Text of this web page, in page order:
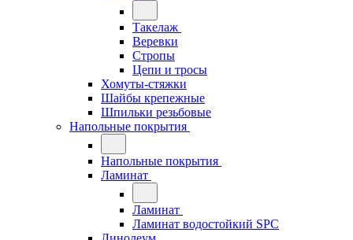
Такелаж
Веревки
Стропы
Цепи и тросы
Хомуты-стяжки
Шайбы крепежные
Шпильки резьбовые
Напольные покрытия
Напольные покрытия
Ламинат
Ламинат
Ламинат водостойкий SPC